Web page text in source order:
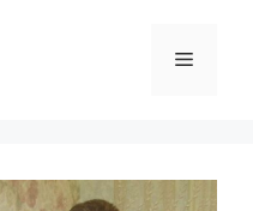
Menu